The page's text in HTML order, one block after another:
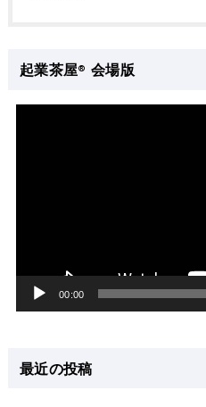
起業茶屋® 会場版
00:00
最近の投稿